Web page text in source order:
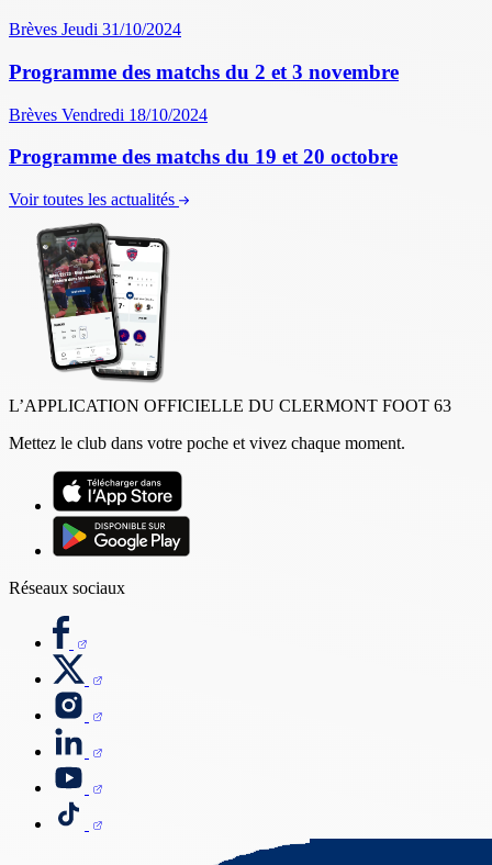
Brèves Jeudi 31/10/2024
Programme des matchs du 2 et 3 novembre
Brèves Vendredi 18/10/2024
Programme des matchs du 19 et 20 octobre
Voir toutes les actualités
L’APPLICATION OFFICIELLE DU CLERMONT FOOT 63
Mettez le club dans votre poche et vivez chaque moment.
Réseaux sociaux